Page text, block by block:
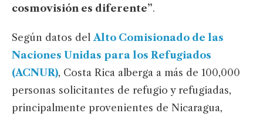
cosmovisión es diferente”.
Según datos del Alto Comisionado de las
Naciones Unidas para los Refugiados
(ACNUR), Costa Rica alberga a más de 100,000
personas solicitantes de refugio y refugiadas,
principalmente provenientes de Nicaragua,